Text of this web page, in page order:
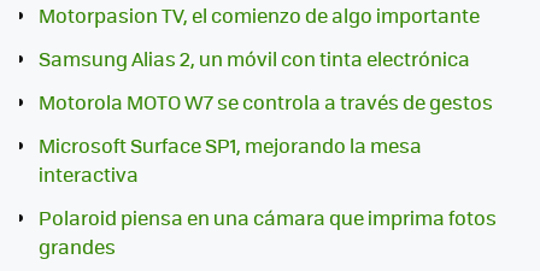
Motorpasion TV, el comienzo de algo importante
Samsung Alias 2, un móvil con tinta electrónica
Motorola MOTO W7 se controla a través de gestos
Microsoft Surface SP1, mejorando la mesa
interactiva
Polaroid piensa en una cámara que imprima fotos
grandes